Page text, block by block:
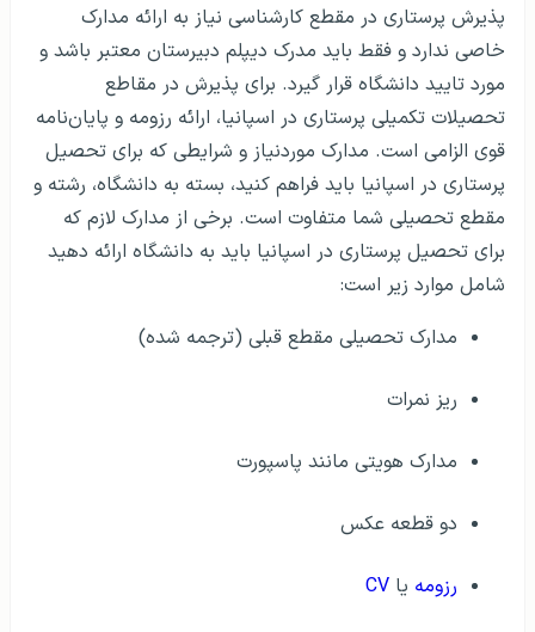
پذیرش پرستاری در مقطع کارشناسی نیاز به ارائه مدارک
خاصی ندارد و فقط باید مدرک دیپلم دبیرستان معتبر باشد و
مورد تایید دانشگاه قرار گیرد. برای پذیرش در مقاطع
تحصیلات تکمیلی پرستاری در اسپانیا، ارائه رزومه و پایان‌نامه
قوی الزامی است. مدارک موردنیاز و شرایطی که برای تحصیل
پرستاری در اسپانیا باید فراهم کنید، بسته به دانشگاه، رشته و
مقطع تحصیلی شما متفاوت است. برخی از مدارک لازم که
برای تحصیل پرستاری در اسپانیا باید به دانشگاه ارائه دهید
شامل موارد زیر است:
مدارک تحصیلی مقطع قبلی (ترجمه شده)
ریز نمرات
مدارک هویتی مانند پاسپورت
دو قطعه عکس
رزومه‌ یا CV